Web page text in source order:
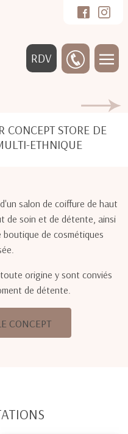
RDV
CONCEPT STORE DE
ETHNIQUE
salon de coiffure de haut
de soin et de détente, ainsi
boutique de cosmétiques
origine y sont conviés
de détente.
CONCEPT